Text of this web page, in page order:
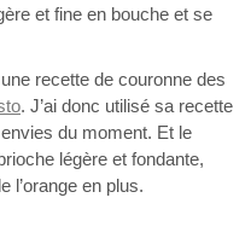
et fine en bouche et se
recette de couronne des
. J’ai donc utilisé sa recette
du moment. Et le
légère et fondante,
l’orange en plus.